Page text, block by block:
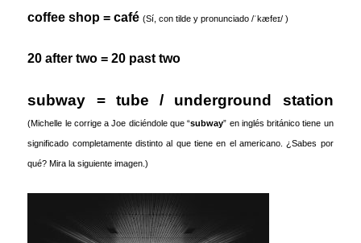
coffee shop = café (Sí, con tilde y pronunciado/ˈkæfeɪ/)
20 after two = 20 past two
subway = tube / underground station
(Michelle le corrige a Joe diciéndole que “subway” en inglés británico tiene un
significado completamente distinto al que tiene en el americano. ¿Sabes por
qué? Mira la siguiente imagen.)